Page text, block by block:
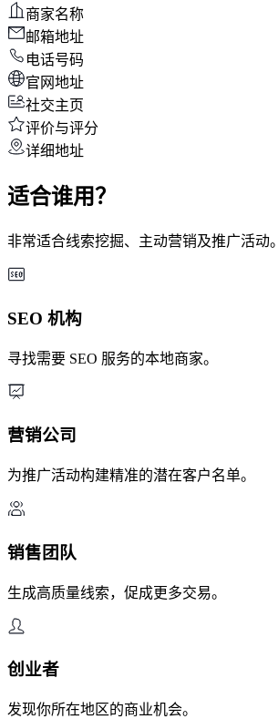
商家名称
邮箱地址
电话号码
官网地址
社交主页
评价与评分
详细地址
适合谁用？
非常适合线索挖掘、主动营销及推广活动。
SEO 机构
寻找需要 SEO 服务的本地商家。
营销公司
为推广活动构建精准的潜在客户名单。
销售团队
生成高质量线索，促成更多交易。
创业者
发现你所在地区的商业机会。